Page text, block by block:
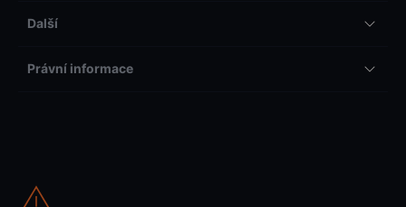
Další
Právní informace